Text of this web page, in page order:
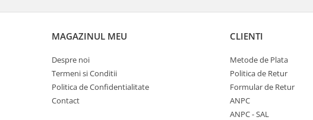
MAGAZINUL MEU
Despre noi
Termeni si Conditii
Politica de Confidentialitate
Contact
CLIENTI
Metode de Plata
Politica de Retur
Formular de Retur
ANPC
ANPC - SAL